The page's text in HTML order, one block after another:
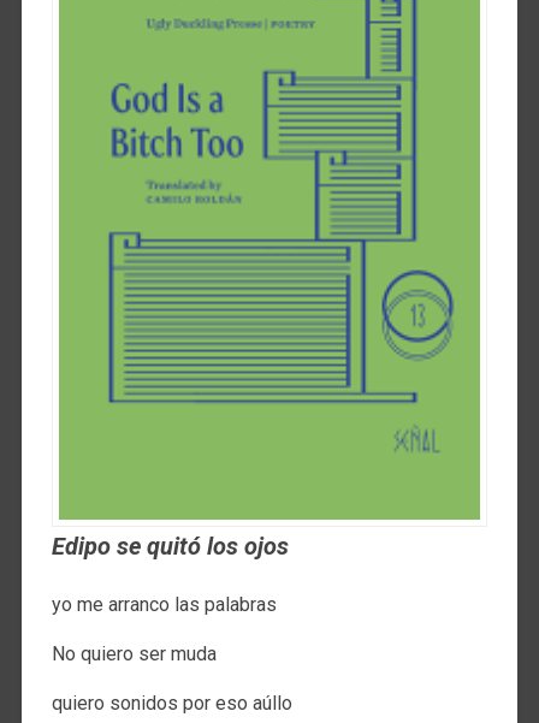
Edipo se quitó los ojos
yo me arranco las palabras
No quiero ser muda
quiero sonidos por eso aúllo